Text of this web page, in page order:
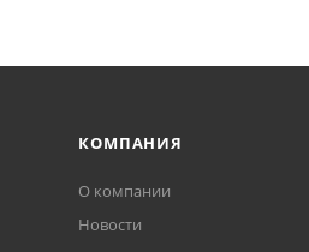
КОМПАНИЯ
О компании
Новости